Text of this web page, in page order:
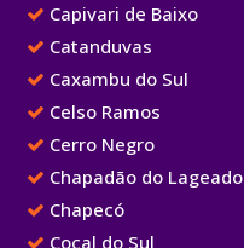
Capivari de Baixo
Catanduvas
Caxambu do Sul
Celso Ramos
Cerro Negro
Chapadão do Lageado
Chapecó
Cocal do Sul